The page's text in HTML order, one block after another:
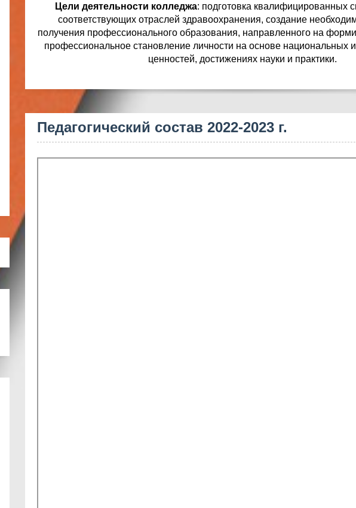
Цели деятельности колледжа: подготовка квалифицированных
соответствующих отраслей здравоохранения, создание
получения профессионального образования, направленного на
профессиональное становление личности на основе национальных
ценностей, достижениях науки и практики.
Педагогический состав 2022-2023 г.